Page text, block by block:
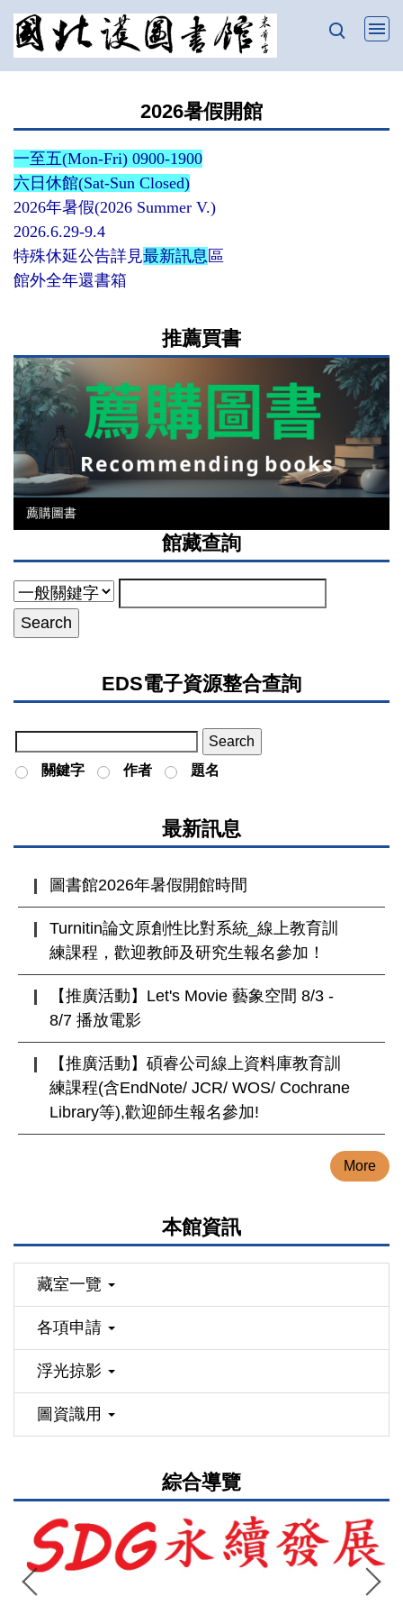
跳
到
區
2026暑假開館
一至五(Mon-Fri) 0900-1900
六日休館(Sat-Sun Closed)
2026年暑假(2026 Summer V.)
2026.6.29-9.4
特殊休延公告詳見最新訊息 區
館外全年還書箱
推薦買書
薦購圖書
館藏查詢
EDS電子資源整合查詢
關鍵字 作者 題名
最新訊息
圖書館2026年暑假開館時間
Turnitin論文原創性比對系統_線上教育訓
練課程，歡迎教師及研究生報名參加！
【推廣活動】Let's Movie 藝象空間 8/3 -
8/7 播放電影
【推廣活動】碩睿公司線上資料庫教育訓
練課程(含EndNote/ JCR/ WOS/ Cochrane
Library等),歡迎師生報名參加!
More
本館資訊
藏室一覽
各項申請
浮光掠影
圖資識用
綜合導覽